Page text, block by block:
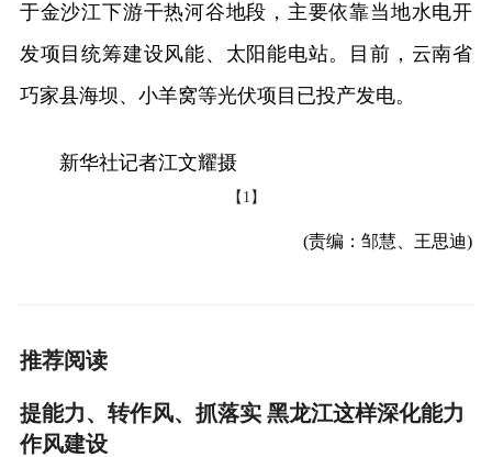
于金沙江下游干热河谷地段，主要依靠当地水电开
发项目统筹建设风能、太阳能电站。目前，云南省
巧家县海坝、小羊窝等光伏项目已投产发电。
新华社记者江文耀摄
【1】
(责编：邹慧、王思迪)
推荐阅读
提能力、转作风、抓落实 黑龙江这样深化能力
作风建设